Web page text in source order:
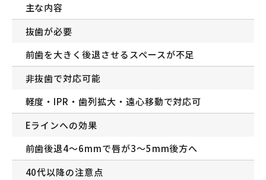
主な内容
抜歯が必要
前歯を大きく後退させるスペースが不足
非抜歯で対応可能
軽度・IPR・歯列拡大・遠心移動で対応可
Eラインへの効果
前歯後退4〜6mmで唇が3〜5mm後方へ
40代以降の注意点